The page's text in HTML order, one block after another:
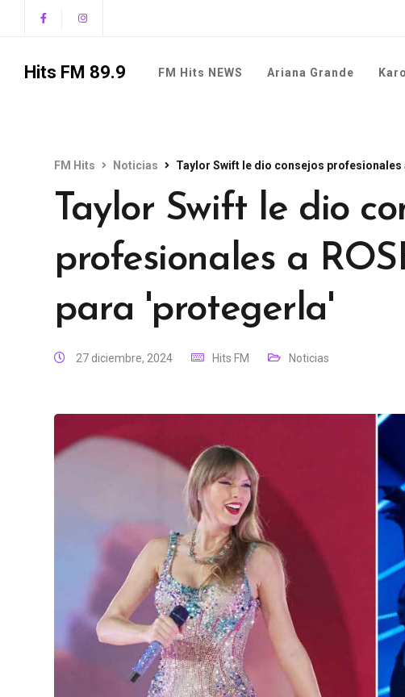
Hits FM 89.9 FM Hits NEWS Ariana Grande
FM Hits Noticias Taylor Swift le dio consejos profesionales
Taylor Swift le dio
profesionales a
para 'protegerla'
27 diciembre, 2024 Hits FM Noticias